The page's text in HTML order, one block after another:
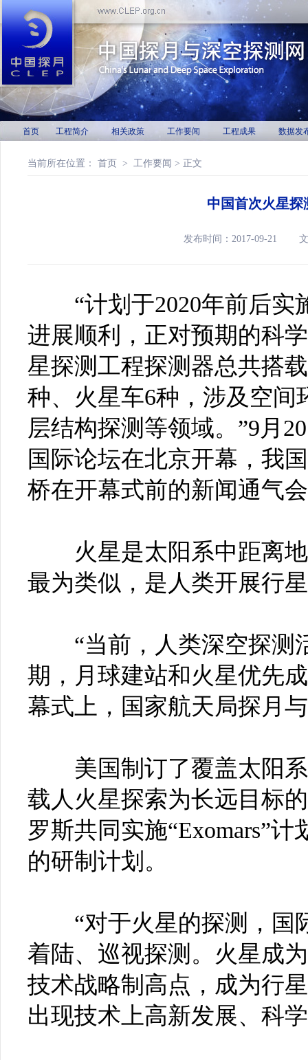
首页 工程简介 相关政策 工作要闻 工程成果 数据发
当前所在位置： 首页 > 工作要闻 > 正文
中国首次火星
发布时间：2017-09-21
“计划于2020年前后实
进展顺利，正对预期的科
星探测工程探测器总共搭
种、火星车6种，涉及空
层结构探测等领域。”9月
国际论坛在北京开幕，我
桥在开幕式前的新闻通气
火星是太阳系中距离地
最为类似，是人类开展行
“当前，人类深空探测
期，月球建站和火星优先
幕式上，国家航天局探月
美国制订了覆盖太阳系
载人火星探索为长远目标
罗斯共同实施“Exomars”
的研制计划。
“对于火星的探测，国
着陆、巡视探测。火星成
技术战略制高点，成为行
出现技术上高新发展、科